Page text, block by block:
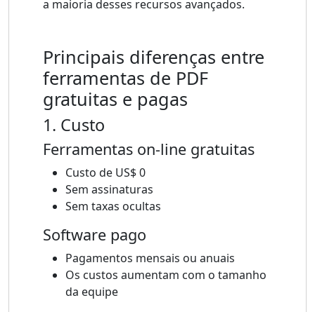
a maioria desses recursos avançados.
Principais diferenças entre
ferramentas de PDF
gratuitas e pagas
1. Custo
Ferramentas on-line gratuitas
Custo de US$ 0
Sem assinaturas
Sem taxas ocultas
Software pago
Pagamentos mensais ou anuais
Os custos aumentam com o tamanho
da equipe